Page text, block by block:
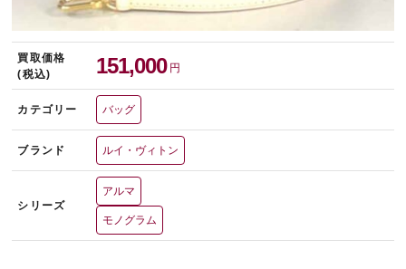
買取価格
(税込)
151,000 円
カテゴリー バッグ
ブランド ルイ・ヴィトン
シリーズ
アルマ
モノグラム